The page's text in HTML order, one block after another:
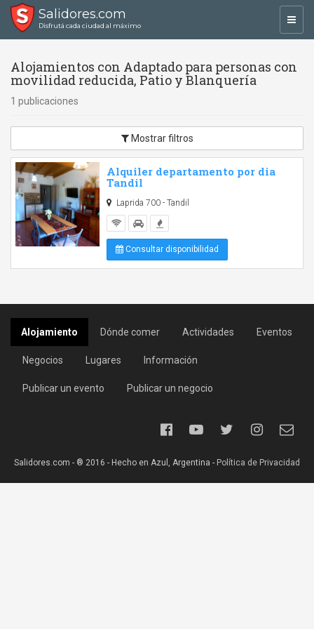
Salidores.com
Disfrutá cada ciudad al máximo
Alojamientos con Adaptado para personas con
movilidad reducida, Patio y Blanquería
1 publicaciones
Mostrar filtros
Alquiler departamento por dia
Tandil
Laprida 700 - Tandil
Consultar disponibilidad
Alojamiento Dónde comer Actividades Eventos
Negocios Lugares Información
Publicar un evento Publicar un negocio
Salidores.com - ® 2016 - Hecho en Azul, Argentina - Política de Privacidad